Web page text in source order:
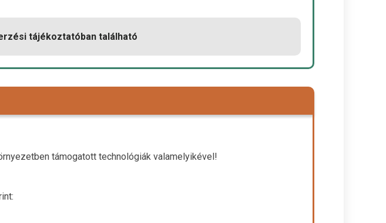
tájékoztatóban található
támogatott technológiák valamelyikével!